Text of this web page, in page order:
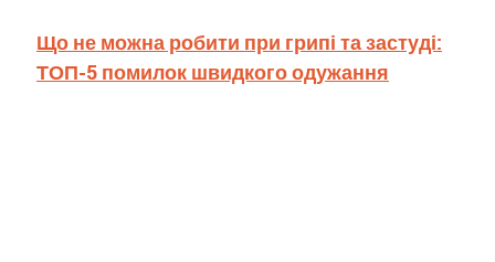
Що не можна робити при грипі та застуді:
ТОП-5 помилок швидкого одужання